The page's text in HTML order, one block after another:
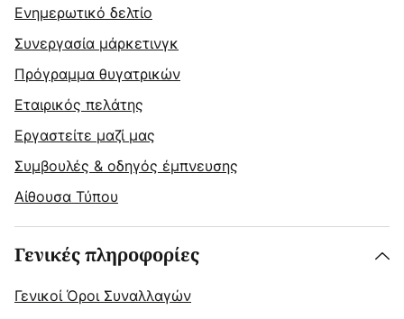
Ενημερωτικό δελτίο
Συνεργασία μάρκετινγκ
Πρόγραμμα θυγατρικών
Εταιρικός πελάτης
Εργαστείτε μαζί μας
Συμβουλές & οδηγός έμπνευσης
Αίθουσα Τύπου
Γενικές πληροφορίες
Γενικοί Όροι Συναλλαγών